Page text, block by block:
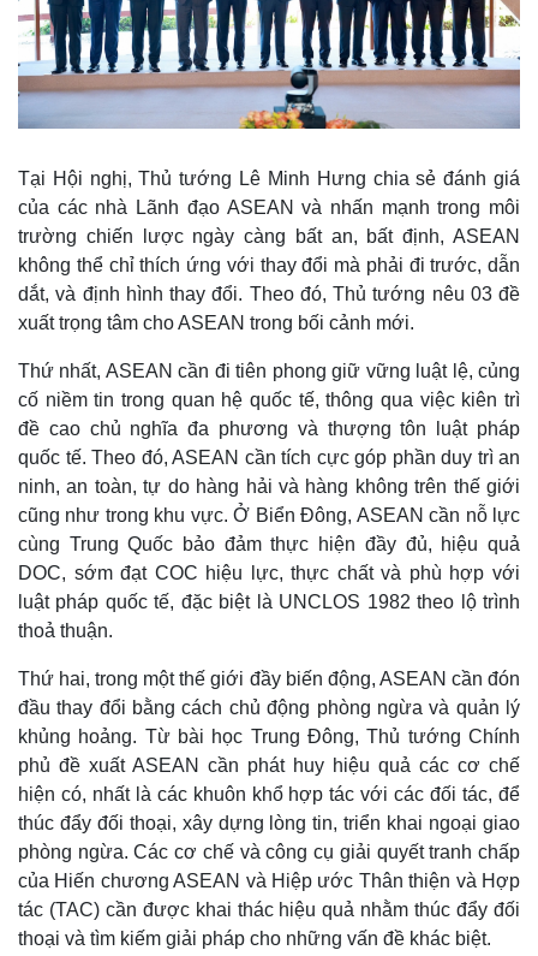
Hồ sơ
E-Magazine
Infographic
Tại Hội nghị, Thủ tướng Lê Minh Hưng chia sẻ đánh giá
của các nhà Lãnh đạo ASEAN và nhấn mạnh trong môi
trường chiến lược ngày càng bất an, bất định, ASEAN
không thể chỉ thích ứng với thay đổi mà phải đi trước, dẫn
dắt, và định hình thay đổi. Theo đó, Thủ tướng nêu 03 đề
xuất trọng tâm cho ASEAN trong bối cảnh mới.
Thứ nhất, ASEAN cần đi tiên phong giữ vững luật lệ, củng
cố niềm tin trong quan hệ quốc tế, thông qua việc kiên trì
đề cao chủ nghĩa đa phương và thượng tôn luật pháp
quốc tế. Theo đó, ASEAN cần tích cực góp phần duy trì an
ninh, an toàn, tự do hàng hải và hàng không trên thế giới
cũng như trong khu vực. Ở Biển Đông, ASEAN cần nỗ lực
cùng Trung Quốc bảo đảm thực hiện đầy đủ, hiệu quả
DOC, sớm đạt COC hiệu lực, thực chất và phù hợp với
luật pháp quốc tế, đặc biệt là UNCLOS 1982 theo lộ trình
thoả thuận.
Thứ hai, trong một thế giới đầy biến động, ASEAN cần đón
đầu thay đổi bằng cách chủ động phòng ngừa và quản lý
khủng hoảng. Từ bài học Trung Đông, Thủ tướng Chính
phủ đề xuất ASEAN cần phát huy hiệu quả các cơ chế
hiện có, nhất là các khuôn khổ hợp tác với các đối tác, để
thúc đẩy đối thoại, xây dựng lòng tin, triển khai ngoại giao
phòng ngừa. Các cơ chế và công cụ giải quyết tranh chấp
của Hiến chương ASEAN và Hiệp ước Thân thiện và Hợp
tác (TAC) cần được khai thác hiệu quả nhằm thúc đẩy đối
thoại và tìm kiếm giải pháp cho những vấn đề khác biệt.